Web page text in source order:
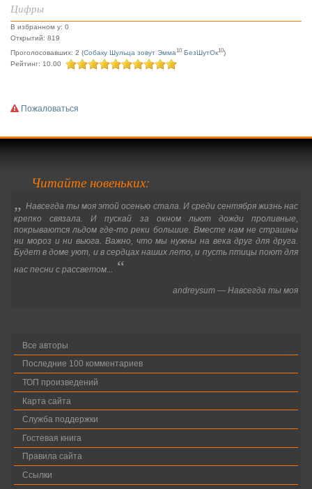
Цифры
В избранном у: 0
Открытий: 819
Проголосовавших: 2 (Собаку Шульца зовут Эмма10 БезШутОк10)
Рейтинг: 10.00
Пожаловаться
Читайте новеньких:
„Навсегда ты моя этой осенью стала. И среди сентября жизнь нас
крепко связала. И пускай за окном льют дожди проливные,
покрываются льдом где-то реки большие. Вместе нам не страшны
ни мороз и ни вьюга. Важно, что мы нужны на века друг для друга.
Будет в доме уют, и в сердцах наших лето, и пусть птицы поют для
нас песни с рассветом... “
andreysum — Навсегда ты моя
Все авторы
Последние 100 комментариев
ТОП произведений
Карта сайта
Служба поддержки
Гостевая книга
Правила сайта
Ссылки